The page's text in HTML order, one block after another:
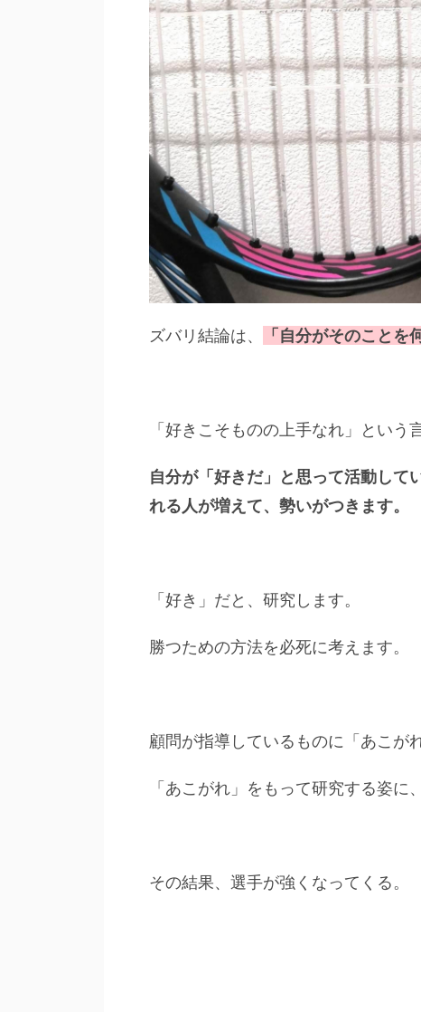
ズバリ結論は、 「自分がそのことを
「好きこそものの上手なれ」という
自分が「好きだ」と思って活動して
れる人が増えて、勢いがつきます。
「好き」だと、研究します。
勝つための方法を必死に考えます。
顧問が指導しているものに「あこが
「あこがれ」をもって研究する姿に
その結果、選手が強くなってくる。